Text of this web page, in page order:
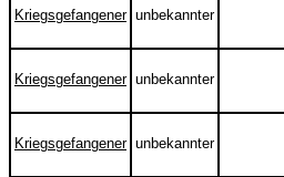
Kriegsgefangener unbekannter
Kriegsgefangener unbekannter
Kriegsgefangener unbekannter